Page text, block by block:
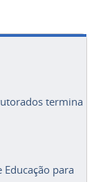
termina
para